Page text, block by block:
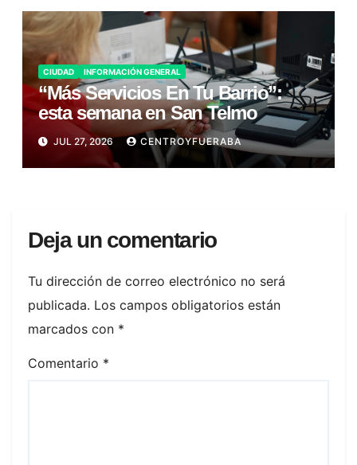
CIUDAD INFORMACIÓN GENERAL
“Más Servicios En Tu Barrio”:
esta semana en San Telmo
JUL 27, 2026 CENTROYFUERABA
Deja un comentario
Tu dirección de correo electrónico no será
publicada. Los campos obligatorios están
marcados con *
Comentario *